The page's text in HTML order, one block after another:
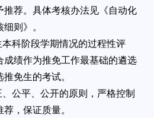
推荐。具体考核办法见《自动化
则》。
科阶段学期情况的过程性评
成绩作为推免工作最基础的遴选
免生的考试。
公平、公开的原则，严格控制
，保证质量。